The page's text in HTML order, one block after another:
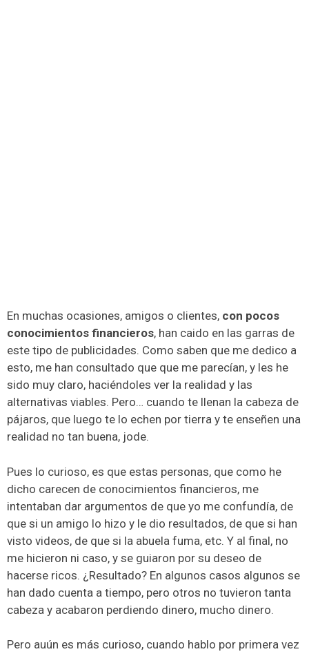
En muchas ocasiones, amigos o clientes, con pocos
conocimientos financieros, han caido en las garras de
este tipo de publicidades. Como saben que me dedico a
esto, me han consultado que que me parecían, y les he
sido muy claro, haciéndoles ver la realidad y las
alternativas viables. Pero… cuando te llenan la cabeza de
pájaros, que luego te lo echen por tierra y te enseñen una
realidad no tan buena, jode.
Pues lo curioso, es que estas personas, que como he
dicho carecen de conocimientos financieros, me
intentaban dar argumentos de que yo me confundía, de
que si un amigo lo hizo y le dio resultados, de que si han
visto videos, de que si la abuela fuma, etc. Y al final, no
me hicieron ni caso, y se guiaron por su deseo de
hacerse ricos. ¿Resultado? En algunos casos algunos se
han dado cuenta a tiempo, pero otros no tuvieron tanta
cabeza y acabaron perdiendo dinero, mucho dinero.
Pero auún es más curioso, cuando hablo por primera vez